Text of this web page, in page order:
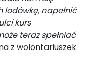
napełnić
kurs
teraz spełniać
z wolontariuszek